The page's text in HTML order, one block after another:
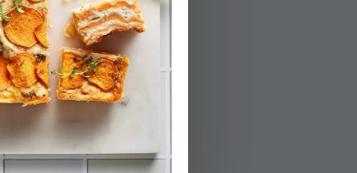
02.
בסיר קטן
03.
מוסיפים
04.